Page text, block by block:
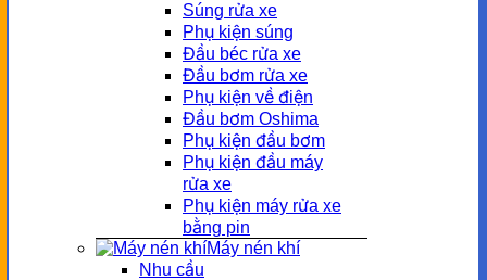
Súng rửa xe
Phụ kiện súng
Đầu béc rửa xe
Đầu bơm rửa xe
Phụ kiện về điện
Đầu bơm Oshima
Phụ kiện đầu bơm
Phụ kiện đầu máy
rửa xe
Phụ kiện máy rửa xe
bằng pin
Máy nén khí
Nhu cầu